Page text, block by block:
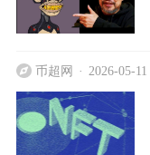
币超网 2026-05-11